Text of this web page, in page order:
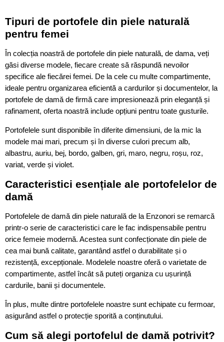
Tipuri de portofele din piele naturală
pentru femei
În colecția noastră de portofele din piele naturală, de dama, veți
găsi diverse modele, fiecare create să răspundă nevoilor
specifice ale fiecărei femei. De la cele cu multe compartimente,
ideale pentru organizarea eficientă a cardurilor și documentelor, la
portofele de damă de firmă care impresionează prin eleganță și
rafinament, oferta noastră include opțiuni pentru toate gusturile.
Portofelele sunt disponibile în diferite dimensiuni, de la mic la
modele mai mari, precum și în diverse culori precum alb,
albastru, auriu, bej, bordo, galben, gri, maro, negru, roșu, roz,
variat, verde și violet.
Caracteristici esențiale ale portofelelor de
damă
Portofelele de damă din piele naturală de la Enzonori se remarcă
printr-o serie de caracteristici care le fac indispensabile pentru
orice femeie modernă. Acestea sunt confecționate din piele de
cea mai bună calitate, garantând astfel o durabilitate și o
rezistență, excepționale. Modelele noastre oferă o varietate de
compartimente, astfel încât să puteți organiza cu ușurință
cardurile, banii și documentele.
În plus, multe dintre portofelele noastre sunt echipate cu fermoar,
asigurând astfel o protecție sporită a conținutului.
Cum să alegi portofelul de damă potrivit?